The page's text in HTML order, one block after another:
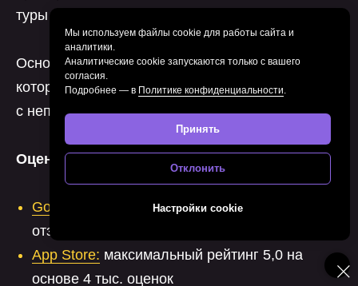
туры прямо в приложении.
Основной фокус на авторских экскурсиях,
которые показывают города
с непривычных ракурсов.
Оценки пользователей:
Google Play
рейтинг 4,8 на основе 936
отзывов
App Store: максимальный рейтинг 5,0 на
основе 4 тыс. оценок
Мы используем файлы cookie для работы сайта и
аналитики.
Аналитические cookie запускаются только с вашего
согласия.
Подробнее — в Политике конфиденциальности
Принять
Отклонить
Настройки cookie